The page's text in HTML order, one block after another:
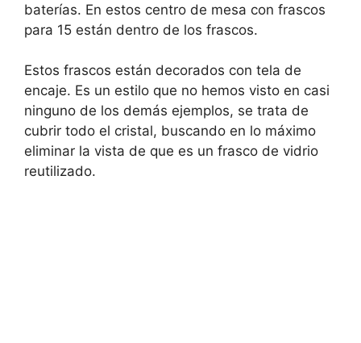
baterías. En estos centro de mesa con frascos
para 15 están dentro de los frascos.
Estos frascos están decorados con tela de
encaje. Es un estilo que no hemos visto en casi
ninguno de los demás ejemplos, se trata de
cubrir todo el cristal, buscando en lo máximo
eliminar la vista de que es un frasco de vidrio
reutilizado.